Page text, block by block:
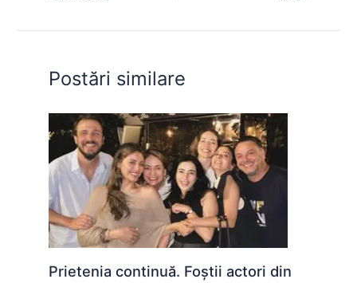
o
o
k
p
p
n
g
er
Postări similare
Prietenia continuă. Foștii actori din